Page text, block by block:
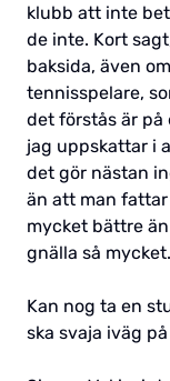
klubb att inte
de inte. Kort
baksida, även
tennisspelare,
det förstås är på
jag uppskattar i
det gör nästan
än att man
mycket bättre
gnälla så mycket.
Kan nog ta en
ska svaja iväg